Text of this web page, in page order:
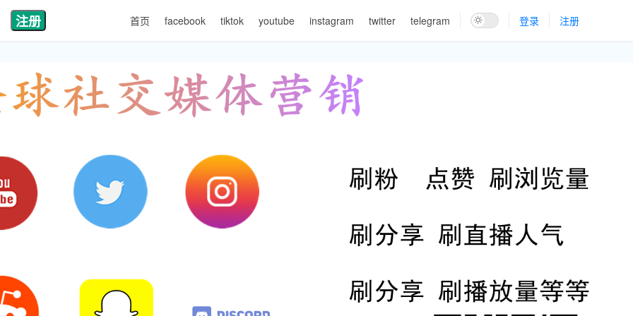
注册 首页 facebook tiktok youtube instagram twitter telegram 登录 注册